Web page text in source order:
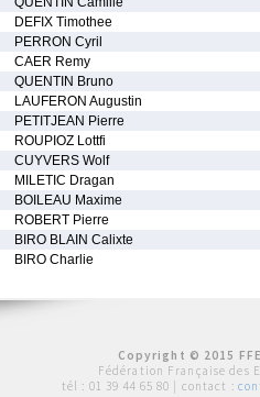
DEFIX Timothee
PERRON Cyril
CAER Remy
QUENTIN Bruno
LAUFERON Augustin
PETITJEAN Pierre
ROUPIOZ Lottfi
CUYVERS Wolf
MILETIC Dragan
BOILEAU Maxime
ROBERT Pierre
BIRO BLAIN Calixte
BIRO Charlie
Copyright © 2015
Fédération Française des
tél : 01 39 44 65 80 | contact :